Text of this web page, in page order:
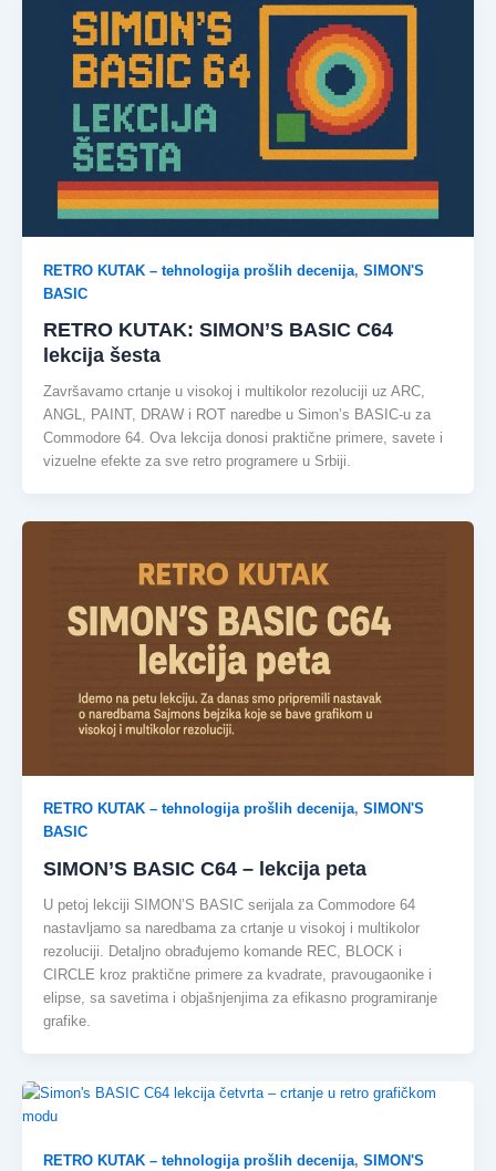
RETRO KUTAK – tehnologija prošlih decenija, SIMON'S
BASIC
RETRO KUTAK: SIMON’S BASIC C64
lekcija šesta
Završavamo crtanje u visokoj i multikolor rezoluciji uz ARC,
ANGL, PAINT, DRAW i ROT naredbe u Simon’s BASIC-u za
Commodore 64. Ova lekcija donosi praktične primere, savete i
vizuelne efekte za sve retro programere u Srbiji.
RETRO KUTAK – tehnologija prošlih decenija, SIMON'S
BASIC
SIMON’S BASIC C64 – lekcija peta
U petoj lekciji SIMON’S BASIC serijala za Commodore 64
nastavljamo sa naredbama za crtanje u visokoj i multikolor
rezoluciji. Detaljno obrađujemo komande REC, BLOCK i
CIRCLE kroz praktične primere za kvadrate, pravougaonike i
elipse, sa savetima i objašnjenjima za efikasno programiranje
grafike.
RETRO KUTAK – tehnologija prošlih decenija, SIMON'S